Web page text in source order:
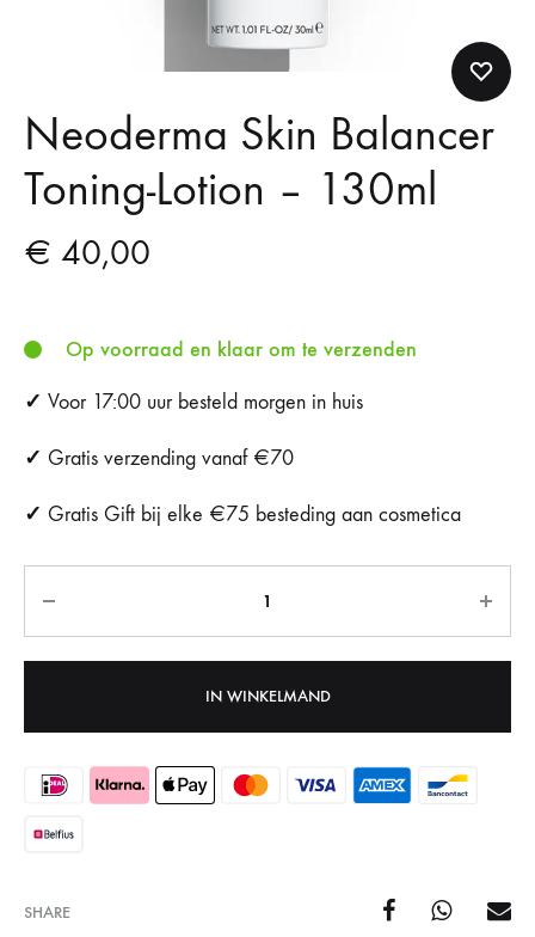
Neoderma Skin Balancer
Toning-Lotion – 130ml
€ 40,00
Op voorraad en klaar om te verzenden
✓ Voor 17:00 uur besteld morgen in huis
✓ Gratis verzending vanaf €70
✓ Gratis Gift bij elke €75 besteding aan cosmetica
IN WINKELMAND
SHARE